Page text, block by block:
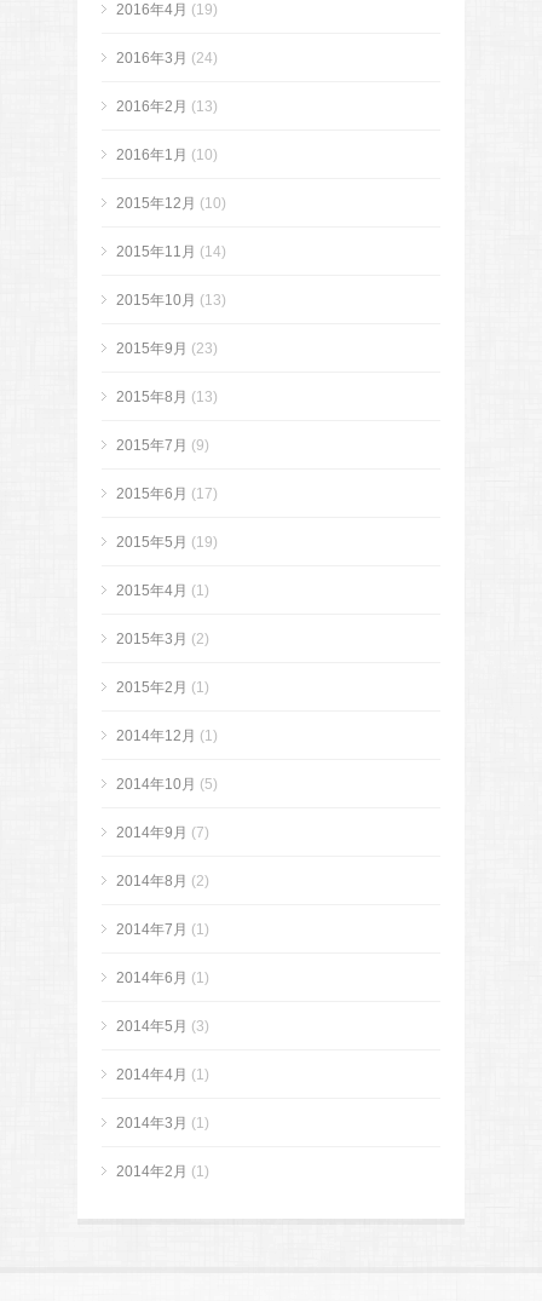
2016年4月 (19)
2016年3月 (24)
2016年2月 (13)
2016年1月 (10)
2015年12月 (10)
2015年11月 (14)
2015年10月 (13)
2015年9月 (23)
2015年8月 (13)
2015年7月 (9)
2015年6月 (17)
2015年5月 (19)
2015年4月 (1)
2015年3月 (2)
2015年2月 (1)
2014年12月 (1)
2014年10月 (5)
2014年9月 (7)
2014年8月 (2)
2014年7月 (1)
2014年6月 (1)
2014年5月 (3)
2014年4月 (1)
2014年3月 (1)
2014年2月 (1)